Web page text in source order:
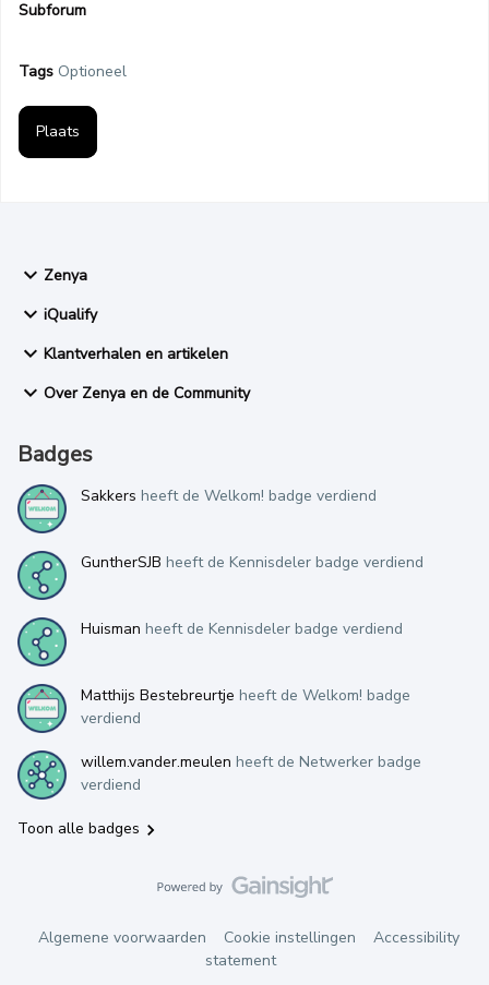
Subforum
Tags Optioneel
Plaats
Zenya
iQualify
Klantverhalen en artikelen
Over Zenya en de Community
Badges
Sakkers heeft de Welkom! badge verdiend
GuntherSJB heeft de Kennisdeler badge verdiend
Huisman heeft de Kennisdeler badge verdiend
Matthijs Bestebreurtje heeft de Welkom! badge
verdiend
willem.vander.meulen heeft de Netwerker badge
verdiend
Toon alle badges
Algemene voorwaarden Cookie instellingen
Accessibility
statement